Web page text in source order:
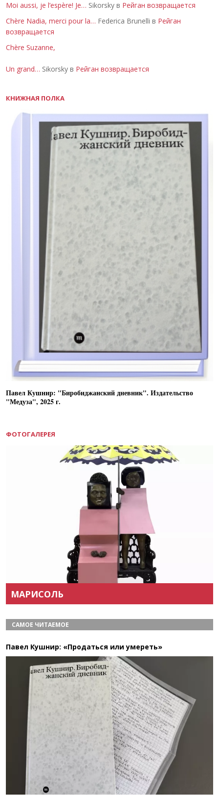
Moi aussi, je l’espère! Je… Sikorsky в Рейган возвращается
Chère Nadia, merci pour la… Federica Brunelli в Рейган
возвращается
Chère Suzanne,
Un grand… Sikorsky в Рейган возвращается
КНИЖНАЯ ПОЛКА
Павел Кушнир: "Биробиджанский дневник". Издательство
"Медуза", 2025 г.
ФОТОГАЛЕРЕЯ
МАРИСОЛЬ
САМОЕ ЧИТАЕМОЕ
Павел Кушнир: «Продаться или умереть»